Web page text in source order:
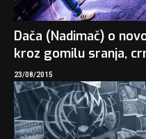
Dača (Nadimač) o
kroz gomilu sranja,
23/08/2015